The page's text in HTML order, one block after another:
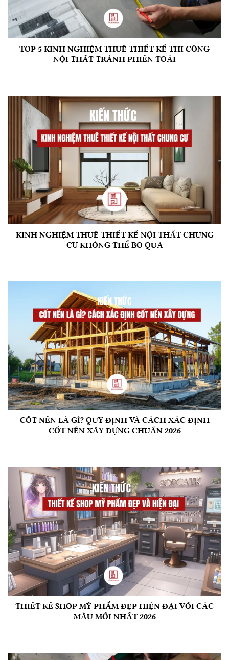
TOP 5 KINH NGHIỆM THUÊ THIẾT KẾ THI CÔNG
NỘI THẤT TRÁNH PHIỀN TOÁI
KINH NGHIỆM THUÊ THIẾT KẾ NỘI THẤT CHUNG
CƯ KHÔNG THỂ BỎ QUA
CỐT NỀN LÀ GÌ? QUY ĐỊNH VÀ CÁCH XÁC ĐỊNH
CỐT NỀN XÂY DỰNG CHUẨN 2026
THIẾT KẾ SHOP MỸ PHẨM ĐẸP HIỆN ĐẠI VỚI CÁC
MẪU MỚI NHẤT 2026